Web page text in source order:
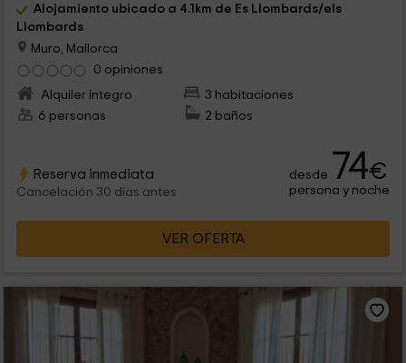
Alojamiento ubicado a 4.1km de Es Llombards/els
Llombards
Muro, Mallorca
0 opiniones
Alquiler íntegro
3 habitaciones
6 personas
2 baños
Reserva inmediata
Cancelación 30 días antes
desde 74€
persona y noche
VER OFERTA